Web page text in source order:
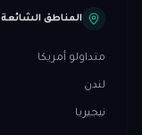
المناطق الشائعة
متداولو أمريكا
لندن
نيجيريا